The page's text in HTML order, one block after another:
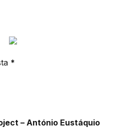
*
– António Eustáquio